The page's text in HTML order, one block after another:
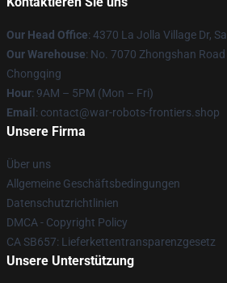
Our Head Office: 4370 La Jolla Village Dr,
Our Warehouse: No. 7070 Zhongshan
Chongqing
Hour: 9AM – 5PM (Mon – Fri)
Email : contact@war-robots-frontiers.shop
Unsere Firma
Über uns
Allgemeine Geschäftsbedingungen
Datenschutzrichtlinien
DMCA - Copyright Policy
CA SB657: Lieferkettentransparenzgesetz
Unsere Unterstützung